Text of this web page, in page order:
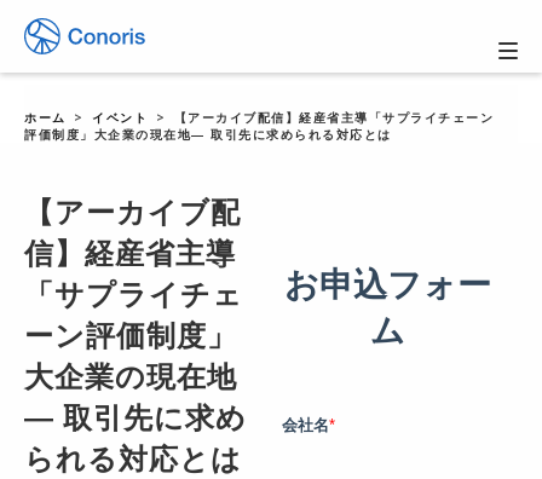
ホーム イベント
【アーカイブ配信】経産省主導「サプライチェーン
評価制度」大企業の現在地― 取引先に求められる対応とは
【アーカイブ配
信】経産省主導
「サプライチェ
ーン評価制度」
大企業の現在地
― 取引先に求め
られる対応とは